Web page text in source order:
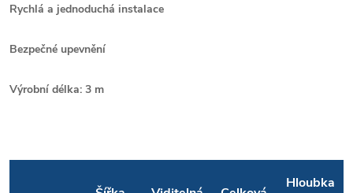
Rychlá a jednoduchá instalace
Bezpečné upevnění
Výrobní délka: 3 m
Hloubka